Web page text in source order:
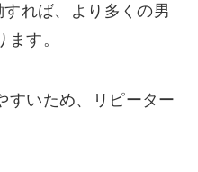
れば、より多くの男
す。
すいため、リピーター